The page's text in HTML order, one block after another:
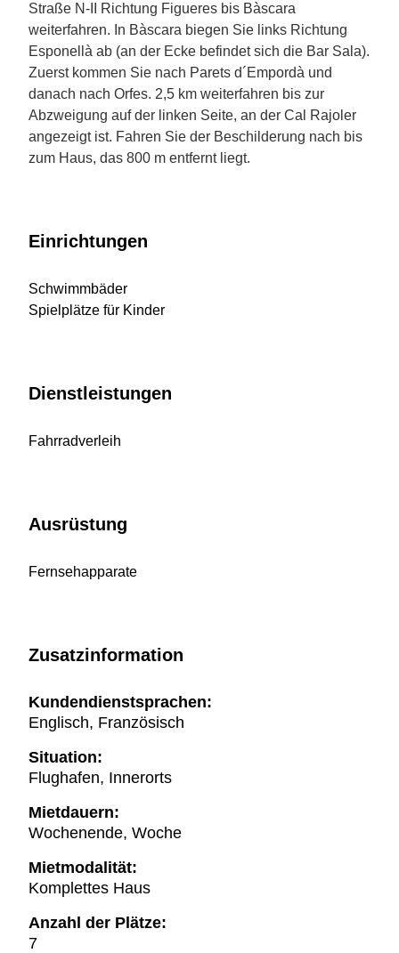
Straße N-II Richtung Figueres bis Bàscara
weiterfahren. In Bàscara biegen Sie links Richtung
Esponellà ab (an der Ecke befindet sich die Bar Sala).
Zuerst kommen Sie nach Parets d´Empordà und
danach nach Orfes. 2,5 km weiterfahren bis zur
Abzweigung auf der linken Seite, an der Cal Rajoler
angezeigt ist. Fahren Sie der Beschilderung nach bis
zum Haus, das 800 m entfernt liegt.
Einrichtungen
Schwimmbäder
Spielplätze für Kinder
Dienstleistungen
Fahrradverleih
Ausrüstung
Fernsehapparate
Zusatzinformation
Kundendienstsprachen:
Englisch, Französisch
Situation:
Flughafen, Innerorts
Mietdauern:
Wochenende, Woche
Mietmodalität:
Komplettes Haus
Anzahl der Plätze:
7